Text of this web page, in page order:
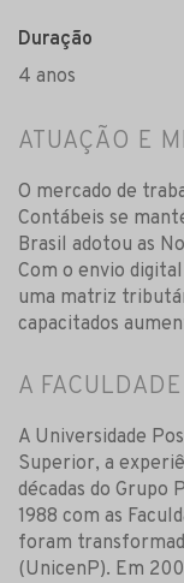
Duração
4 anos
ATUAÇÃO E
O mercado de
Contábeis se
Brasil adotou as
Com o envio
uma matriz
capacitados
A FACULDADE
A Universidade
Superior, a
décadas do
1988 com as
foram
(UnicenP). Em